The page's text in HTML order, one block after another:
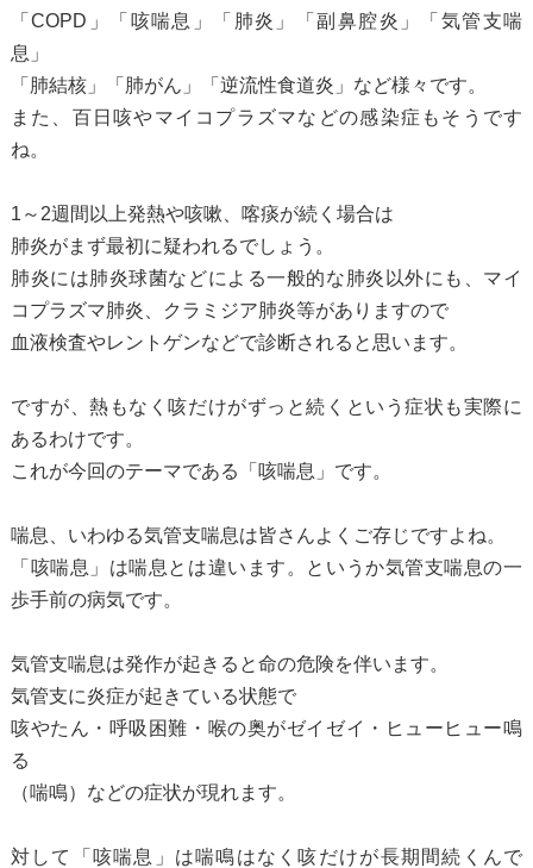
「COPD」「咳喘息」「肺炎」「副鼻腔炎」「気管支喘
息」
「肺結核」「肺がん」「逆流性食道炎」など様々です。
また、百日咳やマイコプラズマなどの感染症もそうです
ね。
1～2週間以上発熱や咳嗽、喀痰が続く場合は
肺炎がまず最初に疑われるでしょう。
肺炎には肺炎球菌などによる一般的な肺炎以外にも、マイ
コプラズマ肺炎、クラミジア肺炎等がありますので
血液検査やレントゲンなどで診断されると思います。
ですが、熱もなく咳だけがずっと続くという症状も実際に
あるわけです。
これが今回のテーマである「咳喘息」です。
喘息、いわゆる気管支喘息は皆さんよくご存じですよね。
「咳喘息」は喘息とは違います。というか気管支喘息の一
歩手前の病気です。
気管支喘息は発作が起きると命の危険を伴います。
気管支に炎症が起きている状態で
咳やたん・呼吸困難・喉の奥がゼイゼイ・ヒューヒュー鳴
る
（喘鳴）などの症状が現れます。
対して「咳喘息」は喘鳴はなく咳だけが長期間続くんで